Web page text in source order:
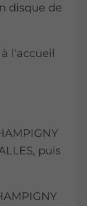
disque de
l'accueil
puis